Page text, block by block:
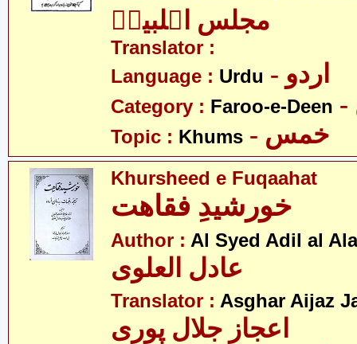
مجلس اہلبیتؑ
Translator :
Language : Urdu - اردو
Category : Faroo-e-Deen
Topic : Khums - خمس
Khursheed e Fuqaahat
خورشیدِ فقاھت
Author : Al Syed Adil al
عادل العلوی
Translator : Asghar Aijaz
اعجاز جلال پوری